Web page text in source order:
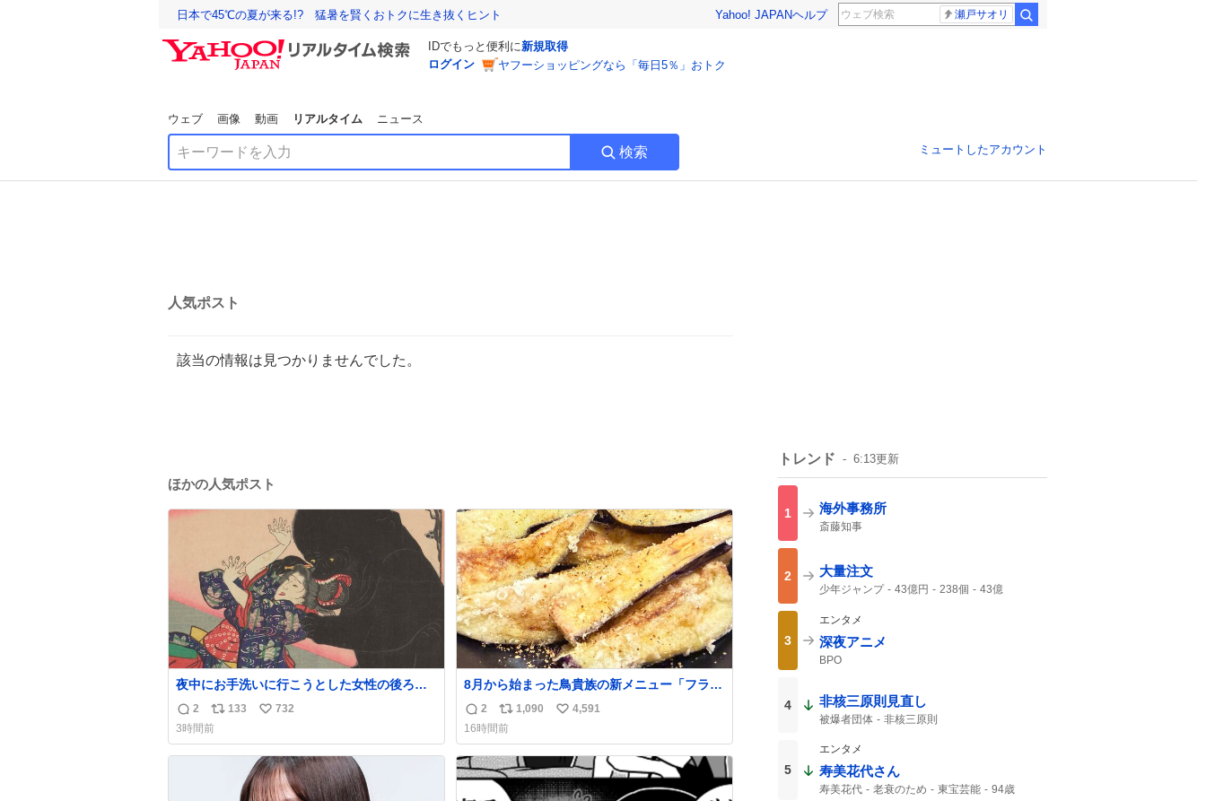
日本で45℃の夏が来る!? 猛暑を賢くおトクに生き抜くヒント Yahoo! JAPANヘルプ 瀬戸サオリ
IDでもっと便利に新規取得
ログイン
ヤフーショッピングなら「毎日5％」おトク
ウェブ 画像 動画 リアルタイム ニュース
検索 ミュートしたアカウント
人気ポスト
該当の情報は見つかりませんでした。
ほかの人気ポスト
夜中にお手洗いに行こうとした女性の後ろに
突如現れ、髪の毛にガブリと嚙みついたの
は、「髪切」という真っ黒なモンスター。顔
をアップでみるとちょっと怖い、正体不明の
キャラクターです。原宿の太田記念美術館で
開催中の「アニマル＆モンスター」展にて
8/23まで展示しています。
返
信
数
2
リ
ポ
ス
133
い
ね
数
732
3時間前
8月から始まった鳥貴族の新メニュー「フライ
返
信
数
2
リ
ポ
ス
ト
数
1,090
い
ね
数
4,591
16時間前
トレンド 6:13更新
1 海外事務所
斎藤知事
2 大量注文
少年ジャンプ 43億円 238個
43億
3
エンタメ
深夜アニメ
BPO
4 非核三原則見直し
被爆者団体 非核三原則
5
エンタメ
寿美花代さん
寿美花代 老衰のため 東宝芸能
94歳